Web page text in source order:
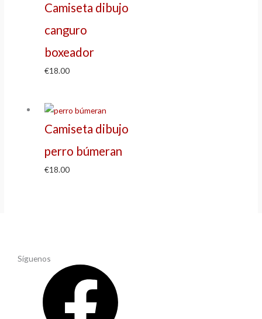
Camiseta dibujo
canguro
boxeador
€18.00
Camiseta dibujo
perro búmeran
€18.00
Síguenos